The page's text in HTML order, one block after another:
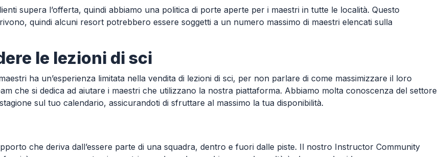
supera l’offerta, quindi abbiamo una politica di porte aperte per i maestri in tutte le località. Questo
quindi alcuni resort potrebbero essere soggetti a un numero massimo di maestri elencati sulla
le lezioni di sci
ha un’esperienza limitata nella vendita di lezioni di sci, per non parlare di come massimizzare il loro
che si dedica ad aiutare i maestri che utilizzano la nostra piattaforma. Abbiamo molta conoscenza del settore
sul tuo calendario, assicurandoti di sfruttare al massimo la tua disponibilità.
che deriva dall’essere parte di una squadra, dentro e fuori dalle piste. Il nostro Instructor Community